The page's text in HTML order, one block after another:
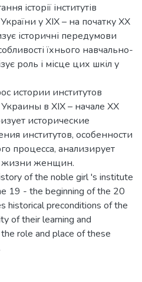
історії інститутів
у ХІХ – на початку ХХ
історичні передумови
їхнього навчально-
роль і місце цих шкіл у
истории институтов
в ХІХ – начале ХХ
исторические
институтов, особенности
процесса, анализирует
жизни женщин.
of the noble girl 's institute
19 - the beginning of the 20
historical preconditions of the
of their learning and
role and place of these